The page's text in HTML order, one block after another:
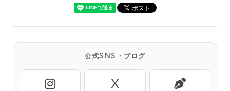
公式SNS・ブログ
X